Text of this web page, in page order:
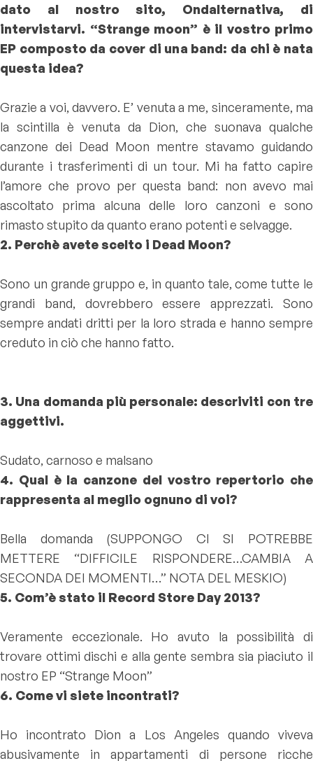
dato al nostro sito, Ondalternativa, di
intervistarvi. “Strange moon” è il vostro primo
EP composto da cover di una band: da chi è nata
questa idea?
Grazie a voi, davvero. E’ venuta a me, sinceramente, ma
la scintilla è venuta da Dion, che suonava qualche
canzone dei Dead Moon mentre stavamo guidando
durante i trasferimenti di un tour. Mi ha fatto capire
l’amore che provo per questa band: non avevo mai
ascoltato prima alcuna delle loro canzoni e sono
rimasto stupito da quanto erano potenti e selvagge.
2. Perchè avete scelto i Dead Moon?
Sono un grande gruppo e, in quanto tale, come tutte le
grandi band, dovrebbero essere apprezzati. Sono
sempre andati dritti per la loro strada e hanno sempre
creduto in ciò che hanno fatto.
3. Una domanda più personale: descriviti con tre
aggettivi.
Sudato, carnoso e malsano
4. Qual è la canzone del vostro repertorio che
rappresenta al meglio ognuno di voi?
Bella domanda (SUPPONGO CI SI POTREBBE
METTERE “DIFFICILE RISPONDERE…CAMBIA A
SECONDA DEI MOMENTI…” NOTA DEL MESKIO)
5. Com’è stato il Record Store Day 2013?
Veramente eccezionale. Ho avuto la possibilità di
trovare ottimi dischi e alla gente sembra sia piaciuto il
nostro EP “Strange Moon”
6. Come vi siete incontrati?
Ho incontrato Dion a Los Angeles quando viveva
abusivamente in appartamenti di persone ricche